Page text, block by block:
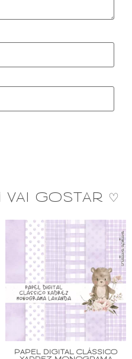
GOSTAR ♡
PAPEL DIGITAL CLÁSSICO